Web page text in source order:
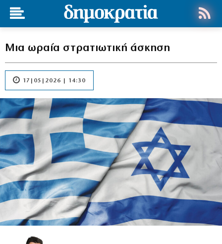
Μια ωραία στρατιωτική άσκηση
17|05|2026 | 14:30